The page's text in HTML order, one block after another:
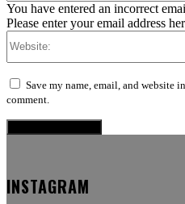
You have entered an incorrect
Please enter your email address
Save my name, email, and website
comment.
INSTAGRAM